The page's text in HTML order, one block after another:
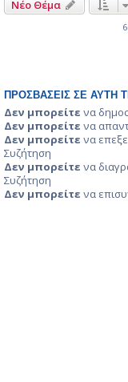
Νέο Θέμα
ΠΡΟΣΒΆΣΕΙΣ ΣΕ ΑΥΤΉ
Δεν μπορείτε να
Δεν μπορείτε να
Δεν μπορείτε να
Συζήτηση
Δεν μπορείτε να
Συζήτηση
Δεν μπορείτε να